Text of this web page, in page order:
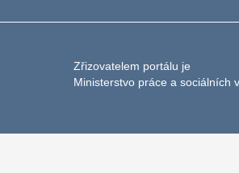
Zřizovatelem portálu je
Ministerstvo práce a sociálních